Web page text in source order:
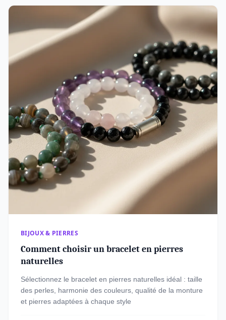
BIJOUX & PIERRES
Comment choisir un bracelet en pierres
naturelles
Sélectionnez le bracelet en pierres naturelles idéal : taille
des perles, harmonie des couleurs, qualité de la monture
et pierres adaptées à chaque style